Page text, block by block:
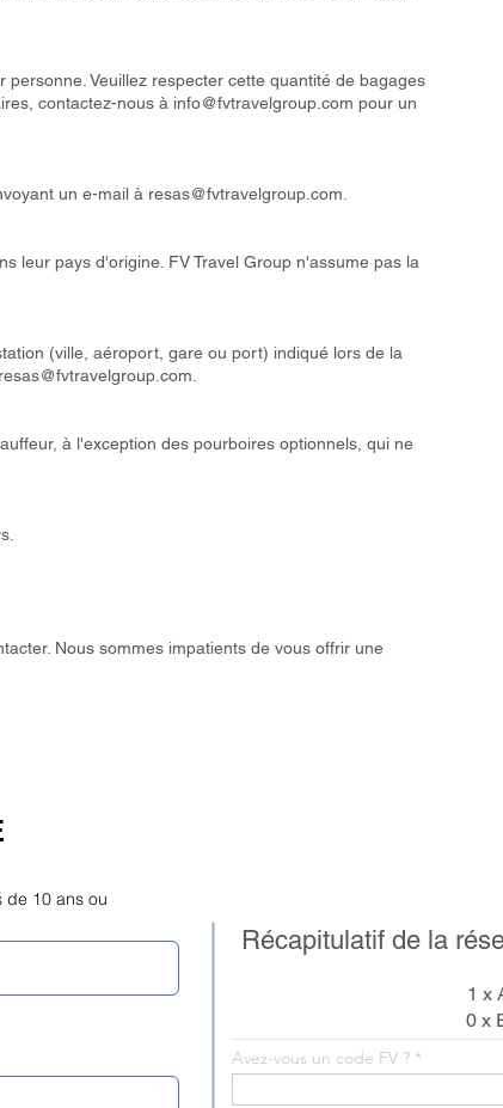
Veuillez respecter cette quantité de bagages
contactez-nous à info@fvtravelgroup.com pour un
un e-mail à resas@fvtravelgroup.com
leur pays d'origine. FV Travel Group n'assume pas la
(ville, aéroport, gare ou port) indiqué lors de la
resas@fvtravelgroup.com
à l'exception des pourboires optionnels, qui ne
Nous sommes impatients de vous offrir une
de 10 ans ou
Récapitulatif de la
1 x
0 x
Avez-vous un code FV ?